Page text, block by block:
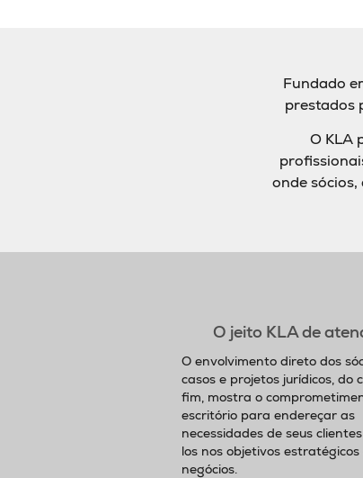
Fundado
prestados
O KLA
onde
O jeito KLA de
O envolvimento direto dos
casos e projetos jurídicos, do
fim, mostra o
escritório para endereçar as
necessidades de seus
los nos objetivos estratégicos
negócios.